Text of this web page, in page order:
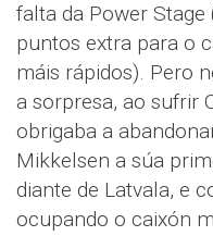
falta da Power
puntos extra para o
máis rápidos). Pero
a sorpresa, ao sufrir
obrigaba a
Mikkelsen a súa
diante de Latvala, e
ocupando o caixón